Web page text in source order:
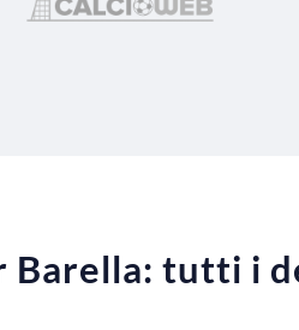
Barella: tutti i